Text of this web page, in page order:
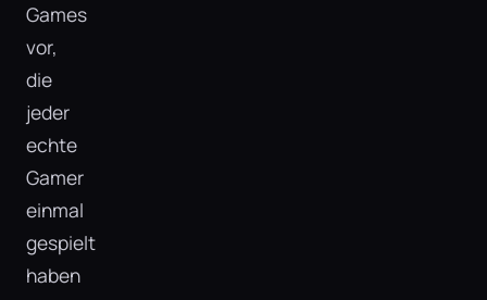
Games
vor,
die
jeder
echte
Gamer
einmal
gespielt
haben